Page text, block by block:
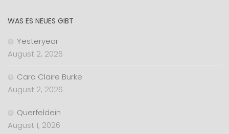
WAS ES NEUES GIBT
Yesteryear
August 2, 2026
Caro Claire Burke
August 2, 2026
Querfeldein
August 1, 2026